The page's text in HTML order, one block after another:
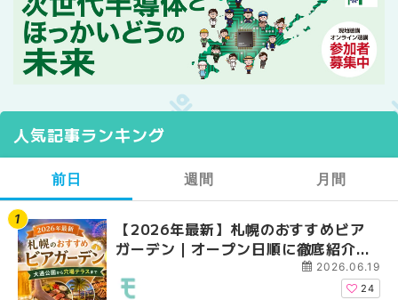
人気記事ランキング
前日
【2026年最新】札幌のおすすめビア
ガーデン｜オープン日順に徹底紹介！
大通公園から穴場テラスまで | MouLa
HOKKAIDO
2026.06.19
24
週間
【2026年最新】札幌
ガーデン｜オープン日
大通公園から穴場テ
月間
【2026年最新】札幌
ガーデン｜オープン日
大通公園から穴場テ